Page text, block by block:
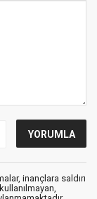
inançlara saldırı